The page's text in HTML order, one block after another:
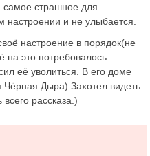
самое страшное для
настроении и не улыбается.
настроение в порядок(не
на это потребовалось
её уволиться. В его доме
Дыра) Захотел видеть
рассказа.)